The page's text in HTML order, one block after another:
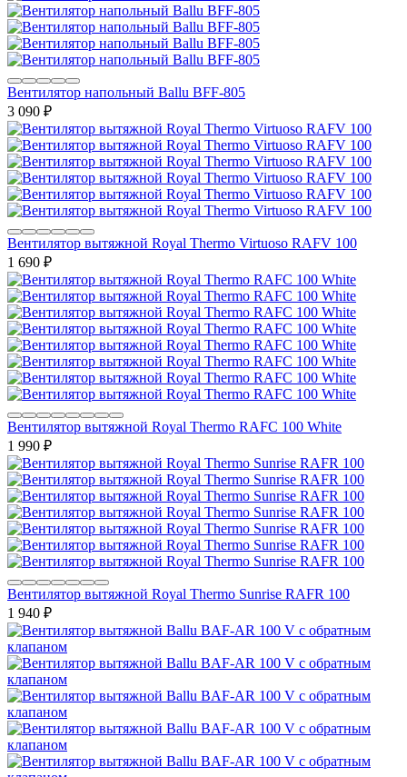
Вентилятор напольный Ballu BFF-805
3 090 ₽
Вентилятор вытяжной Royal Thermo Virtuoso RAFV 100
1 690 ₽
Вентилятор вытяжной Royal Thermo RAFC 100 White
1 990 ₽
Вентилятор вытяжной Royal Thermo Sunrise RAFR 100
1 940 ₽